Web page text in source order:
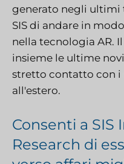
generato negli ultimi
SIS di andare in
nella tecnologia AR.
insieme le ultime
stretto contatto con i
all'estero.
Consenti a SIS
Research di